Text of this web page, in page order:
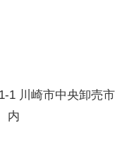
1 川崎市中央卸売市
内